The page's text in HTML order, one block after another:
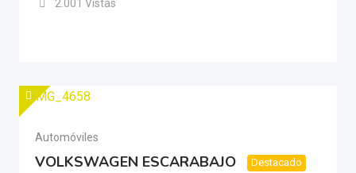
2.001 Vistas
Automóviles
VOLKSWAGEN ESCARABAJO Destacado